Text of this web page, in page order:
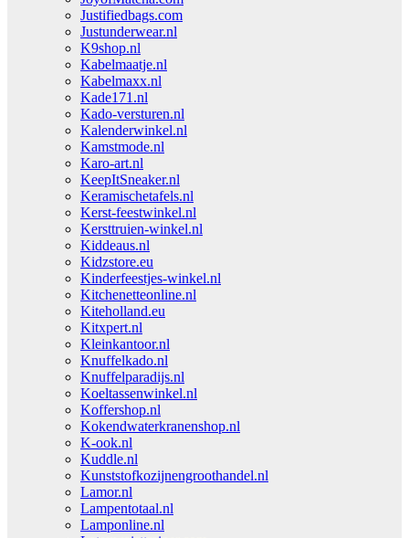
Justifiedbags.com
Justunderwear.nl
K9shop.nl
Kabelmaatje.nl
Kabelmaxx.nl
Kade171.nl
Kado-versturen.nl
Kalenderwinkel.nl
Kamstmode.nl
Karo-art.nl
KeepItSneaker.nl
Keramischetafels.nl
Kerst-feestwinkel.nl
Kersttruien-winkel.nl
Kiddeaus.nl
Kidzstore.eu
Kinderfeestjes-winkel.nl
Kitchenetteonline.nl
Kiteholland.eu
Kitxpert.nl
Kleinkantoor.nl
Knuffelkado.nl
Knuffelparadijs.nl
Koeltassenwinkel.nl
Koffershop.nl
Kokendwaterkranenshop.nl
K-ook.nl
Kuddle.nl
Kunststofkozijnengroothandel.nl
Lamor.nl
Lampentotaal.nl
Lamponline.nl